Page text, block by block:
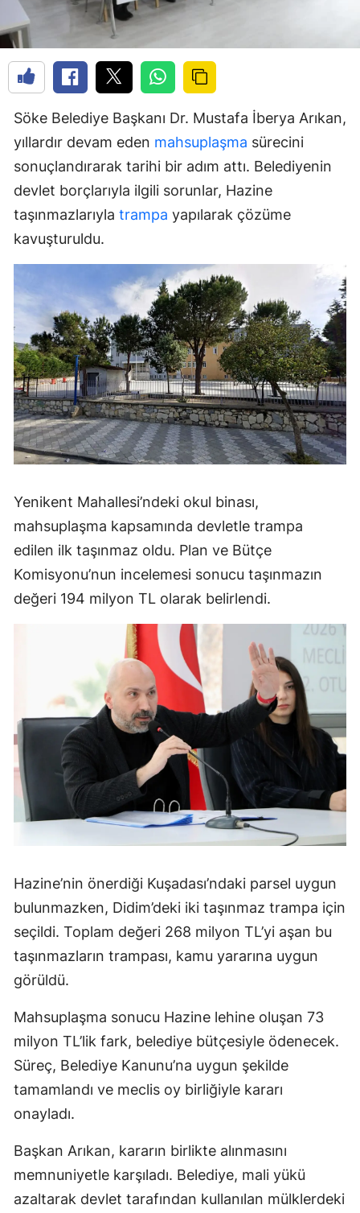
Söke Belediye Başkanı Dr. Mustafa İberya Arıkan,
yıllardır devam eden mahsuplaşma sürecini
sonuçlandırarak tarihi bir adım attı. Belediyenin
devlet borçlarıyla ilgili sorunlar, Hazine
taşınmazlarıyla trampa yapılarak çözüme
kavuşturuldu.
Yenikent Mahallesi’ndeki okul binası,
mahsuplaşma kapsamında devletle trampa
edilen ilk taşınmaz oldu. Plan ve Bütçe
Komisyonu’nun incelemesi sonucu taşınmazın
değeri 194 milyon TL olarak belirlendi.
Hazine’nin önerdiği Kuşadası’ndaki parsel uygun
bulunmazken, Didim’deki iki taşınmaz trampa için
seçildi. Toplam değeri 268 milyon TL’yi aşan bu
taşınmazların trampası, kamu yararına uygun
görüldü.
Mahsuplaşma sonucu Hazine lehine oluşan 73
milyon TL’lik fark, belediye bütçesiyle ödenecek.
Süreç, Belediye Kanunu’na uygun şekilde
tamamlandı ve meclis oy birliğiyle kararı
onayladı.
Başkan Arıkan, kararın birlikte alınmasını
memnuniyetle karşıladı. Belediye, mali yükü
azaltarak devlet tarafından kullanılan mülklerdeki